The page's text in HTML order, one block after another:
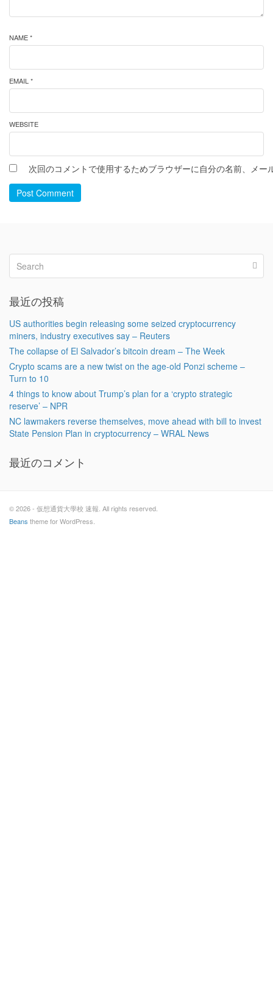
NAME *
EMAIL *
WEBSITE
次回のコメントで使用するためブラウザーに自分の名前、メー
Post Comment
最近の投稿
US authorities begin releasing some seized cryptocurrency
miners, industry executives say – Reuters
The collapse of El Salvador’s bitcoin dream – The Week
Crypto scams are a new twist on the age-old Ponzi scheme –
Turn to 10
4 things to know about Trump’s plan for a ‘crypto strategic
reserve’ – NPR
NC lawmakers reverse themselves, move ahead with bill to invest
State Pension Plan in cryptocurrency – WRAL News
最近のコメント
© 2026 - 仮想通貨大學校 速報. All rights reserved.
Beans theme for WordPress.